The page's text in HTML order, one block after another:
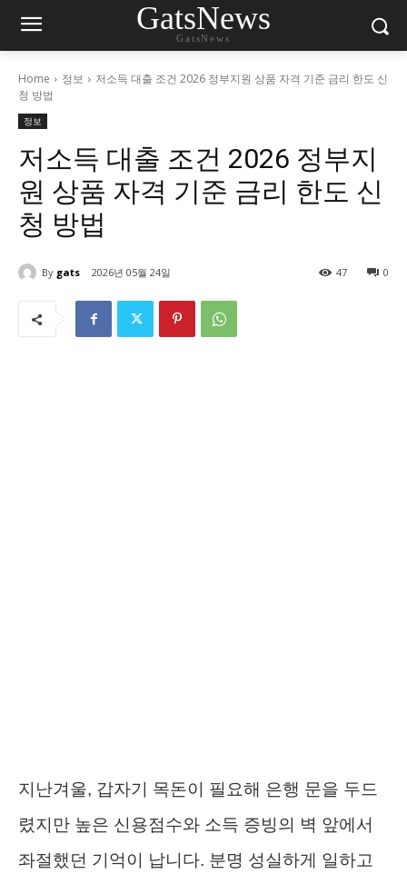
GatsNews
GatsNews
Home 정보
저소득 대출 조건 2026 정부지원 상품 자격 기준 금리 한도 신
청 방법
정보
저소득 대출 조건 2026 정부지
원 상품 자격 기준 금리 한도 신
청 방법
By gats 2026년 05월 24일 0
47
지난겨울, 갑자기 목돈이 필요해 은행 문을 두드
렸지만 높은 신용점수와 소득 증빙의 벽 앞에서
좌절했던 기억이 납니다. 분명 성실하게 일하고